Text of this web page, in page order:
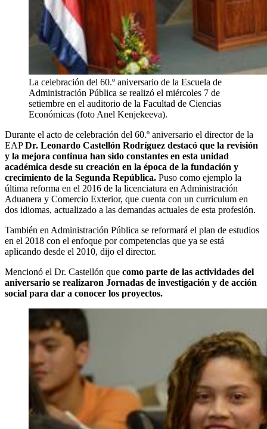
La celebración del 60.º aniversario de la Escuela de
Administración Pública se realizó el miércoles 7 de
setiembre en el auditorio de la Facultad de Ciencias
Económicas (foto Anel Kenjekeeva).
Durante el acto de celebración del 60.º aniversario el director de la
EAPDr. Leonardo Castellón Rodríguez destacó que la revisión
y la mejora continua han sido constantes en esta unidad
académica desde su creación en la época de la fundación y
crecimiento de la Segunda República. Puso como ejemplo la
última reforma en el 2016 de la licenciatura en Administración
Aduanera y Comercio Exterior, que cuenta con un curriculum en
dos idiomas, actualizado a las demandas actuales de esta profesión.
También en Administración Pública se reformará el plan de estudios
en el 2018 con el enfoque por competencias que ya se está
aplicando desde el 2010, dijo el director.
Mencionó el Dr. Castellón que como parte de las actividades del
aniversario se realizaron Jornadas de investigación y de acción
social para dar a conocer los proyectos.